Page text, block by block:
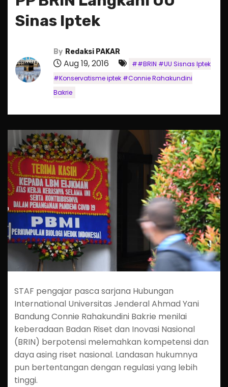
Sinas Iptek
By Redaksi PAKAR
Aug 19, 2016
##BRIN #UU Sisnas Iptek
#Konservatisme iptek #Connie Rahakundini
Bakrie
STAF pengajar pasca sarjana Hubungan
International Universitas Jenderal Ahmad Yani
Bandung Connie Rahakundini Bakrie menilai
keberadaan Badan Riset dan Inovasi Nasional
(BRIN) berpotensi melemahkan kompetensi dan
daya asing riset nasional. Landasan hukumnya
pun bertentangan dengan regulasi yang lebih
tinggi.